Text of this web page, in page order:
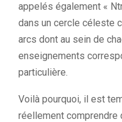
appelés également «
dans un cercle céleste
arcs dont au sein de
enseignements
particulière.
Voilà pourquoi, il est
réellement comprendre